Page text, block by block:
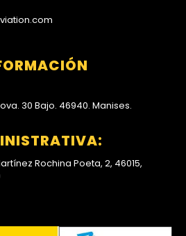
30 Bajo. 46940. Manises.
Rochina Poeta, 2, 46015,